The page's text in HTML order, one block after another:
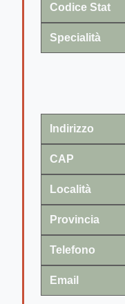
Codice Stat
Specialità
Indirizzo
CAP
Località
Provincia
Telefono
Email